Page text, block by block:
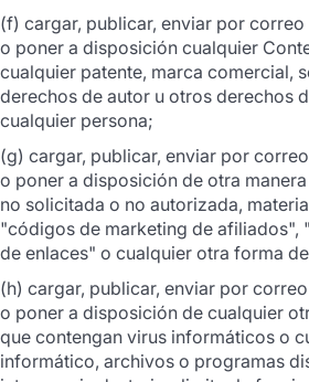
(f) cargar, publicar, enviar por
o poner a disposición cualquier
cualquier patente, marca comercial,
derechos de autor u otros derechos
cualquier persona;
(g) cargar, publicar, enviar por
o poner a disposición de otra
no solicitada o no autorizada,
"códigos de marketing de afiliados",
de enlaces" o cualquier otra forma
(h) cargar, publicar, enviar por
o poner a disposición de cualquier
que contengan virus informáticos o
informático, archivos o programas